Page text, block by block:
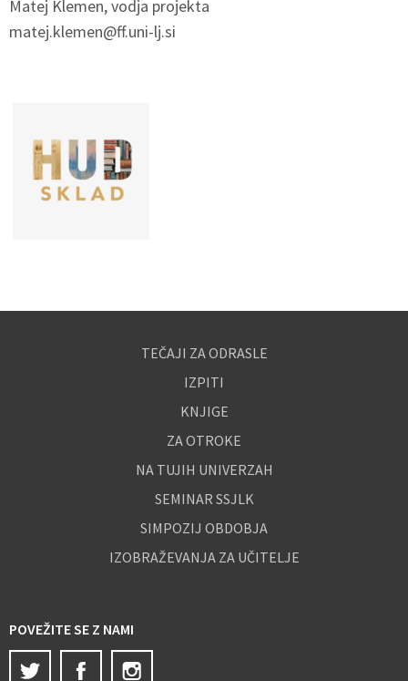
Matej Klemen, vodja projekta
matej.klemen@ff.uni-lj.si
TEČAJI ZA ODRASLE
IZPITI
KNJIGE
ZA OTROKE
NA TUJIH UNIVERZAH
SEMINAR SSJLK
SIMPOZIJ OBDOBJA
IZOBRAŽEVANJA ZA UČITELJE
POVEŽITE SE Z NAMI
Twitter
Facebook